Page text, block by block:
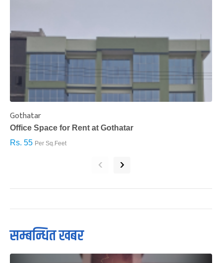
Gothatar
Office Space for Rent at Gothatar
Rs. 55 Per Sq.Feet
‹ ›
सम्बन्धित खबर